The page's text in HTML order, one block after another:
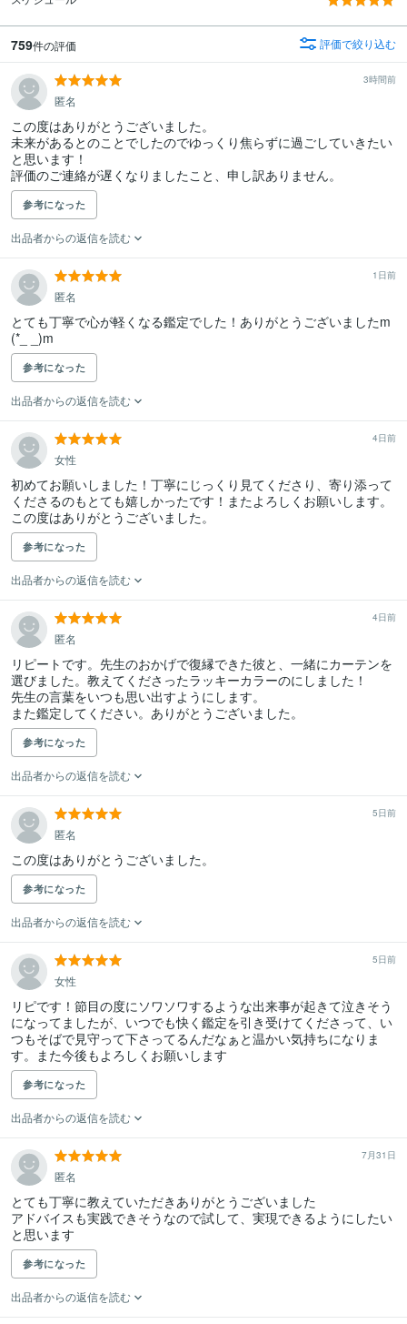
759件の評価 評価で絞り込む
3時間前
匿名
この度はありがとうございました。
未来があるとのことでしたのでゆっくり焦らずに過ごしていきたい
と思います！
評価のご連絡が遅くなりましたこと、申し訳ありません。
参考になった
出品者からの返信を読む
1日前
匿名
とても丁寧で心が軽くなる鑑定でした！ありがとうございましたm
(*_ _)m
参考になった
出品者からの返信を読む
4日前
女性
初めてお願いしました！丁寧にじっくり見てくださり、寄り添って
くださるのもとても嬉しかったです！またよろしくお願いします。
この度はありがとうございました。
参考になった
出品者からの返信を読む
4日前
匿名
リピートです。先生のおかげで復縁できた彼と、一緒にカーテンを
選びました。教えてくださったラッキーカラーのにしました！
先生の言葉をいつも思い出すようにします。
また鑑定してください。ありがとうございました。
参考になった
出品者からの返信を読む
5日前
匿名
この度はありがとうございました。
参考になった
出品者からの返信を読む
5日前
女性
リピです！節目の度にソワソワするような出来事が起きて泣きそう
になってましたが、いつでも快く鑑定を引き受けてくださって、い
つもそばで見守って下さってるんだなぁと温かい気持ちになりま
す。また今後もよろしくお願いします
参考になった
出品者からの返信を読む
7月31日
匿名
とても丁寧に教えていただきありがとうございました
アドバイスも実践できそうなので試して、実現できるようにしたい
と思います
参考になった
出品者からの返信を読む